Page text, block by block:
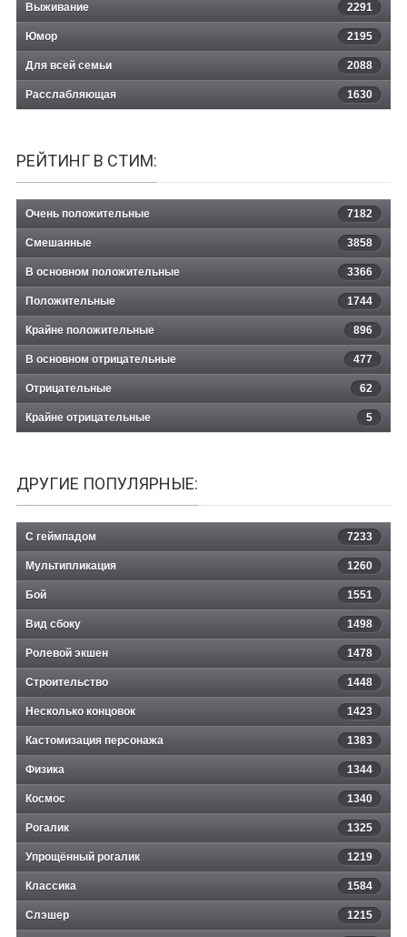
Выживание 2291
Юмор 2195
Для всей семьи 2088
Расслабляющая 1630
РЕЙТИНГ В СТИМ:
Очень положительные 7182
Смешанные 3858
В основном положительные 3366
Положительные 1744
Крайне положительные 896
В основном отрицательные 477
Отрицательные 62
Крайне отрицательные 5
ДРУГИЕ ПОПУЛЯРНЫЕ:
С геймпадом 7233
Мультипликация 1260
Бой 1551
Вид сбоку 1498
Ролевой экшен 1478
Строительство 1448
Несколько концовок 1423
Кастомизация персонажа 1383
Физика 1344
Космос 1340
Рогалик 1325
Упрощённый рогалик 1219
Классика 1584
Слэшер 1215